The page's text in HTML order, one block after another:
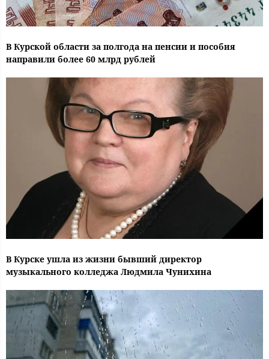
В Курской области за полгода на пенсии и пособия
направили более 60 млрд рублей
В Курске ушла из жизни бывший директор
музыкального колледжа Людмила Чунихина